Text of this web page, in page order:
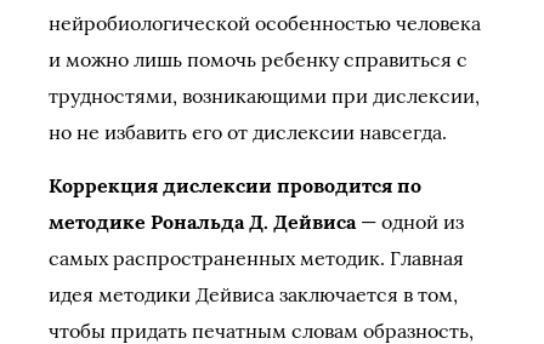
нейробиологической особенностью человека
и можно лишь помочь ребенку справиться с
трудностями, возникающими при дислексии,
но не избавить его от дислексии навсегда.
Коррекция дислексии проводится по
методике Рональда Д. Дейвиса— одной из
самых распространенных методик. Главная
идея методики Дейвиса заключается в том,
чтобы придать печатным словам образность,